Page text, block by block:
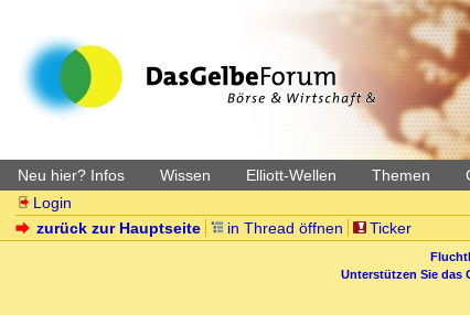
Neu hier? Infos Wissen Elliott-Wellen Themen
Login
zurück zur Hauptseite
in Thread öffnen Ticker
Unterstützen Sie das